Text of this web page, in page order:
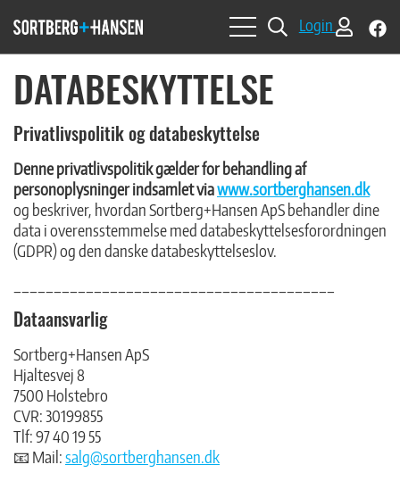
Login
DATABESKYTTELSE
Privatlivspolitik og databeskyttelse
Denne privatlivspolitik gælder for behandling af
personoplysninger indsamlet viawww.sortberghansen.dk
og beskriver, hvordan Sortberg+Hansen ApS behandler dine
data i overensstemmelse med databeskyttelsesforordningen
(GDPR) og den danske databeskyttelseslov.
Dataansvarlig
Sortberg+Hansen ApS
Hjaltesvej 8
7500 Holstebro
CVR: 30199855
Tlf: 97 40 19 55
📧 Mail:salg@sortberghansen.dk